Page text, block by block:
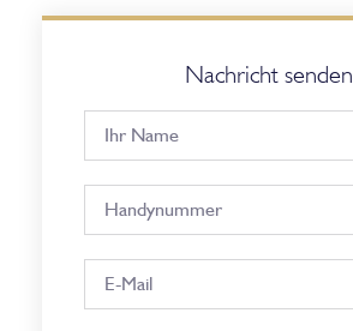
Nachricht senden